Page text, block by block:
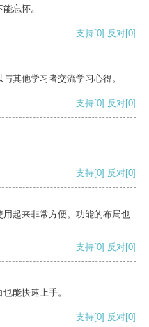
忘怀。
支持[0] 反对[0]
其他学习者交流学习心得。
支持[0] 反对[0]
支持[0] 反对[0]
起来非常方便。功能的布局也
支持[0] 反对[0]
能快速上手。
支持[0] 反对[0]